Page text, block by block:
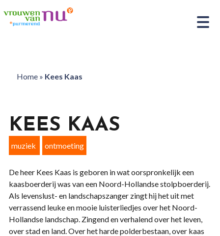
Home» Kees Kaas
KEES KAAS
muziek ontmoeting
De heer Kees Kaas is geboren in wat oorspronkelijk een
kaasboerderij was van een Noord-Hollandse stolpboerderij.
Als levenslust- en landschapszanger zingt hij het uit met
verrassend leuke en mooie luisterliedjes over het Noord-
Hollandse landschap. Zingend en verhalend over het leven,
over stad en land. Over het harde polderbestaan, over kaas